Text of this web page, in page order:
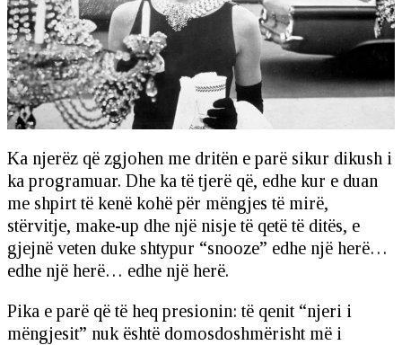
Ka njerëz që zgjohen me dritën e parë sikur dikush i
ka programuar. Dhe ka të tjerë që, edhe kur e duan
me shpirt të kenë kohë për mëngjes të mirë,
stërvitje, make-up dhe një nisje të qetë të ditës, e
gjejnë veten duke shtypur “snooze” edhe një herë…
edhe një herë… edhe një herë.
Pika e parë që të heq presionin: të qenit “njeri i
mëngjesit” nuk është domosdoshmërisht më i